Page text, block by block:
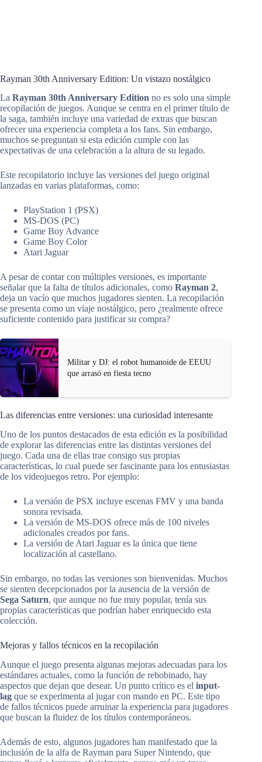
Rayman 30th Anniversary Edition: Un vistazo nostálgico
La Rayman 30th Anniversary Edition no es solo una simple
recopilación de juegos. Aunque se centra en el primer título de
la saga, también incluye una variedad de extras que buscan
ofrecer una experiencia completa a los fans. Sin embargo,
muchos se preguntan si esta edición cumple con las
expectativas de una celebración a la altura de su legado.
Este recopilatorio incluye las versiones del juego original
lanzadas en varias plataformas, como:
PlayStation 1 (PSX)
MS-DOS (PC)
Game Boy Advance
Game Boy Color
Atari Jaguar
A pesar de contar con múltiples versiones, es importante
señalar que la falta de títulos adicionales, como Rayman 2,
deja un vacío que muchos jugadores sienten. La recopilación
se presenta como un viaje nostálgico, pero ¿realmente ofrece
suficiente contenido para justificar su compra?
Militar y DJ: el robot humanoide de EEUU
que arrasó en fiesta tecno
Las diferencias entre versiones: una curiosidad interesante
Uno de los puntos destacados de esta edición es la posibilidad
de explorar las diferencias entre las distintas versiones del
juego. Cada una de ellas trae consigo sus propias
características, lo cual puede ser fascinante para los entusiastas
de los videojuegos retro. Por ejemplo:
La versión de PSX incluye escenas FMV y una banda
sonora revisada.
La versión de MS-DOS ofrece más de 100 niveles
adicionales creados por fans.
La versión de Atari Jaguar es la única que tiene
localización al castellano.
Sin embargo, no todas las versiones son bienvenidas. Muchos
se sienten decepcionados por la ausencia de la versión de
Sega Saturn, que aunque no fue muy popular, tenía sus
propias características que podrían haber enriquecido esta
colección.
Mejoras y fallos técnicos en la recopilación
Aunque el juego presenta algunas mejoras adecuadas para los
estándares actuales, como la función de rebobinado, hay
aspectos que dejan que desear. Un punto crítico es el input-
lag que se experimenta al jugar con mando en PC. Este tipo
de fallos técnicos puede arruinar la experiencia para jugadores
que buscan la fluidez de los títulos contemporáneos.
Además de esto, algunos jugadores han manifestado que la
inclusión de la alfa de Rayman para Super Nintendo, que